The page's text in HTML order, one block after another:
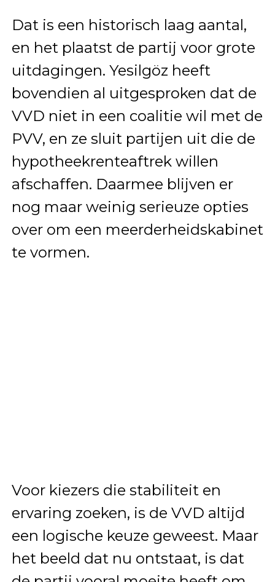
Dat is een historisch laag aantal,
en het plaatst de partij voor grote
uitdagingen. Yesilgöz heeft
bovendien al uitgesproken dat de
VVD niet in een coalitie wil met de
PVV, en ze sluit partijen uit die de
hypotheekrenteaftrek willen
afschaffen. Daarmee blijven er
nog maar weinig serieuze opties
over om een meerderheidskabinet
te vormen.
Voor kiezers die stabiliteit en
ervaring zoeken, is de VVD altijd
een logische keuze geweest. Maar
het beeld dat nu ontstaat, is dat